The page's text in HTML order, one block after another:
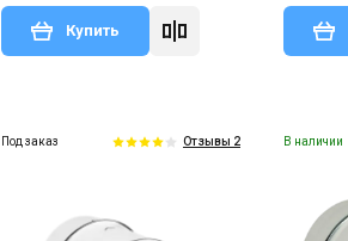
Купить
Под заказ Отзывы 2 В наличии